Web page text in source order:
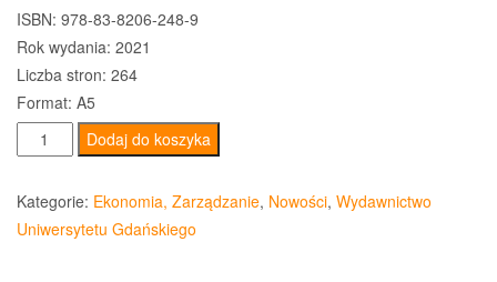
ISBN: 978-83-8206-248-9
Rok wydania: 2021
Liczba stron: 264
Format: A5
ilość
Environmental
risk
and
insurance
Dodaj do koszyka
Kategorie: Ekonomia, Zarządzanie, Nowości, Wydawnictwo
Uniwersytetu Gdańskiego